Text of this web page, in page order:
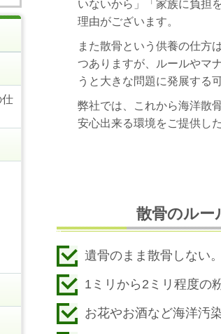
いないから」「家族に負担
理由がございます。
また散骨という供養の仕方
つありますが、ルールやマ
うと大きな問題に発展する
弊社では、これから海洋散
安心出来る環境をご提供し
散骨のルー
遺骨のまま散骨しない。
1ミリから2ミリ程度の
お花やお酒など海洋汚
仕